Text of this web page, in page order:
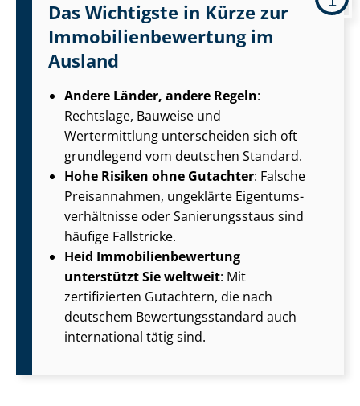
Das Wichtigste in Kürze zur
Im­mo­bi­li­en­be­wer­tung im
Ausland
Andere Länder, andere Regeln:
Rechtslage, Bauweise und
Wertermittlung unterscheiden sich oft
grundlegend vom deutschen Standard.
Hohe Risiken ohne Gutachter: Falsche
Preisannahmen, ungeklärte Ei­gen­tums­
ver­hält­nis­se oder Sanierungsstaus sind
häufige Fallstricke.
Heid Im­mo­bi­li­en­be­wer­tung
unterstützt Sie weltweit: Mit
zertifizierten Gutachtern, die nach
deutschem Be­wer­tungs­stan­dard auch
international tätig sind.